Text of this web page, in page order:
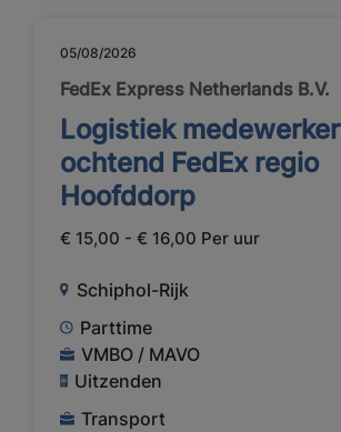
05/08/2026
FedEx Express Netherlands B.V.
Logistiek medewerker
ochtend FedEx regio
Hoofddorp
€ 15,00 - € 16,00 Per uur
Schiphol-Rijk
Parttime
VMBO / MAVO
Uitzenden
Transport